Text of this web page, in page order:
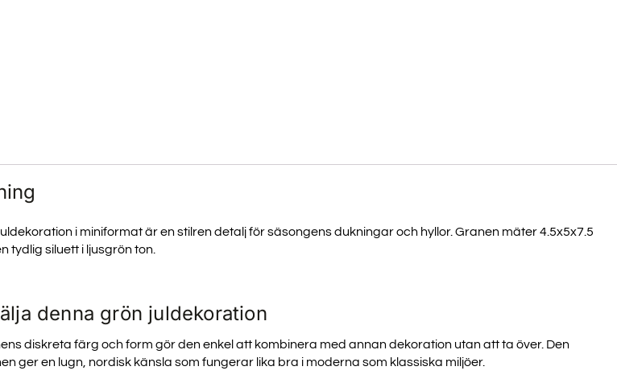
i miniformat är en stilren detalj för säsongens dukningar och hyllor. Granen mäter 4.5x5x7.5
tydlig siluett i ljusgrön ton.
denna grön juldekoration
diskreta färg och form gör den enkel att kombinera med annan dekoration utan att ta över. Den
ger en lugn, nordisk känsla som fungerar lika bra i moderna som klassiska miljöer.
TA DEL AV ALLA
NYHETER?